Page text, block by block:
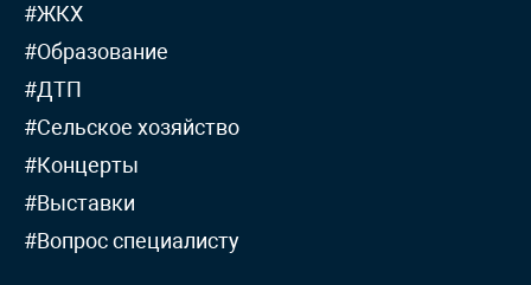
#ЖКХ
#Образование
#ДТП
#Сельское хозяйство
#Концерты
#Выставки
#Вопрос специалисту